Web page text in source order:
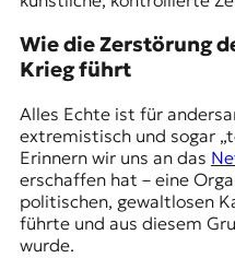
u
n
a
i
s
m
u
s
u
n
Wie die Zerstörung
Krieg führt
Alles Echte ist für
extremistischund sogar
Erinnern wir uns an das
erschaffen hat – eine
politischen, gewaltlosen
führte und aus diesem
wurde.